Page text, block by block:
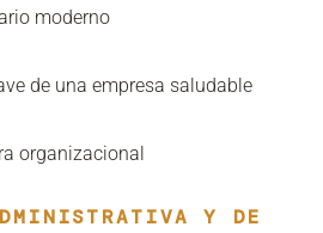
moderno
de una empresa saludable
organizacional
Y DE